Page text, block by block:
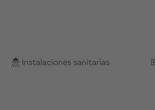
Instalaciones sanitarias